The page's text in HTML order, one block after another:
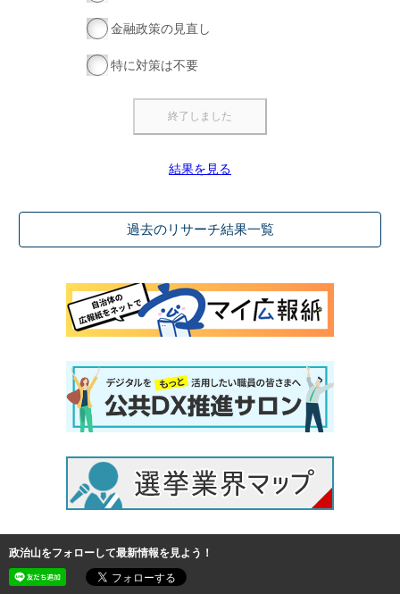
金融政策の見直し
特に対策は不要
結果を見る
過去のリサーチ結果一覧
政治山をフォローして最新情報を見よう！